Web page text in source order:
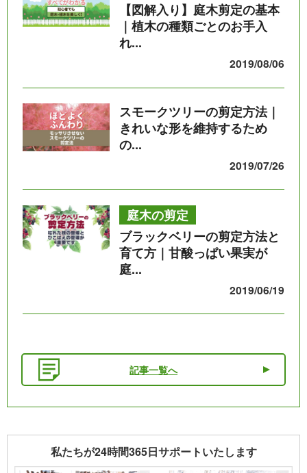
【図解入り】庭木剪定の基本
｜植木の種類ごとのお手入
れ...
2019/08/06
スモークツリーの剪定方法｜
きれいな形を維持するため
の...
2019/07/26
庭木の剪定
ブラックベリーの剪定方法と
育て方｜甘酸っぱい果実が
庭...
2019/06/19
記事一覧へ
私たちが24時間365日サポートいたします